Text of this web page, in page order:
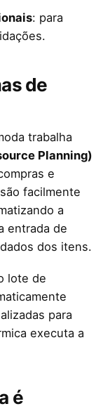
: para
de
trabalha
Planning)
e
facilmente
a
entrada de
dos itens.
lote de
para
executa a
é